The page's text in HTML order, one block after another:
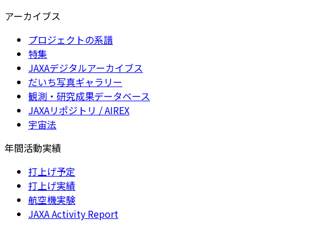
アーカイブス
プロジェクトの系譜
特集
JAXAデジタルアーカイブス
だいち写真ギャラリー
観測・研究成果データベース
JAXAリポジトリ / AIREX
宇宙法
年間活動実績
打上げ予定
打上げ実績
航空機実験
JAXA Activity Report